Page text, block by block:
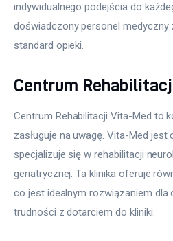
indywidualnego podejścia do
doświadczony personel medyczny
standard opieki.
Centrum
Centrum Rehabilitacji Vita-Med to
zasługuje na uwagę. Vita-Med
specjalizuje się w rehabilitacji
geriatrycznej. Ta klinika oferuje
co jest idealnym rozwiązaniem dla
trudności z dotarciem do kliniki.